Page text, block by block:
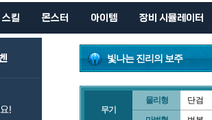
스킬 몬스터 아이템 장비 시뮬레이터
!
빛나는 진리의 보주
무기
물리형 단검